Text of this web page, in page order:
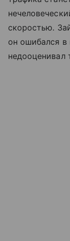
скоростью.
он ошибался в
недооценивал